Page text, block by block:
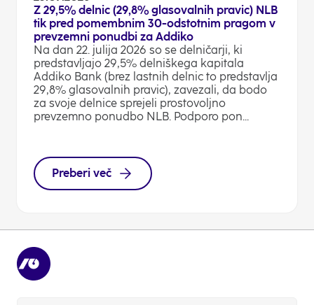
Z 29,5% delnic (29,8% glasovalnih pravic) NLB
tik pred pomembnim 30-odstotnim pragom v
prevzemni ponudbi za Addiko
Na dan 22. julija 2026 so se delničarji, ki
predstavljajo 29,5% delniškega kapitala
Addiko Bank (brez lastnih delnic to predstavlja
29,8% glasovalnih pravic), zavezali, da bodo
za svoje delnice sprejeli prostovoljno
prevzemno ponudbo NLB. Podporo pon...
Preberi več